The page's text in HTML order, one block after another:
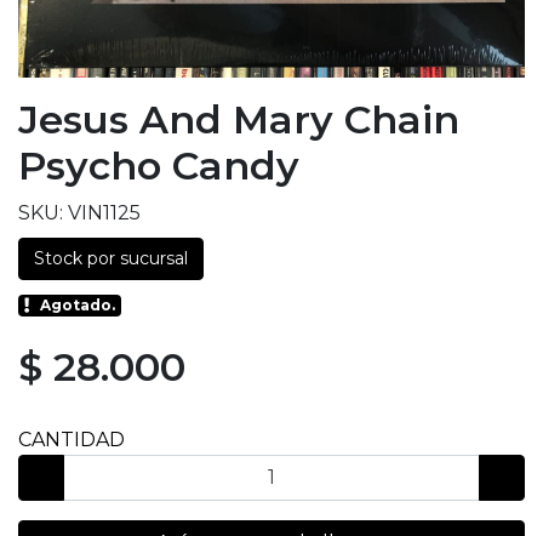
Jesus And Mary Chain
Psycho Candy
SKU: VIN1125
Stock por sucursal
Agotado.
$ 28.000
CANTIDAD